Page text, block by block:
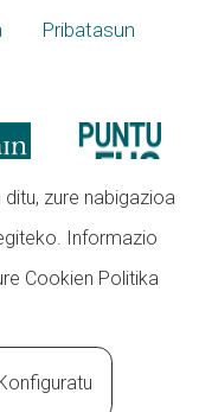
Pribatasun
zure nabigazioa
Informazio
Cookien Politika
Konfiguratu